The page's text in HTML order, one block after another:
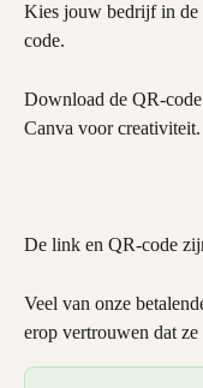
Kies jouw bedrijf in
code.
Download de QR-
Canva voor creativiteit.
De link en QR-code
Veel van onze
erop vertrouwen dat